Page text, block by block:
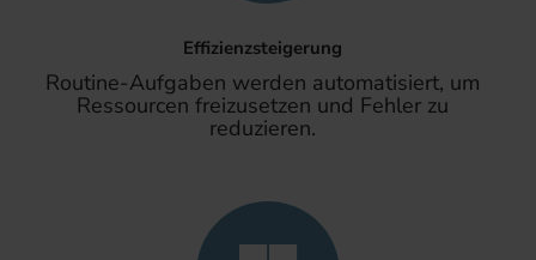
Effizienzsteigerung
Routine-Aufgaben werden automatisiert, um
Ressourcen freizusetzen und Fehler zu
reduzieren.